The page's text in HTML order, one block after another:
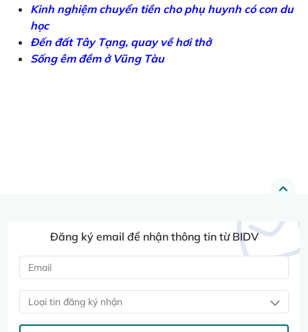
Kinh nghiệm chuyển tiền cho phụ huynh có con du
học
Đến đất Tây Tạng, quay về hơi thở
Sống êm đềm ở Vũng Tàu
Đăng ký email để nhận thông tin từ BIDV
Loại tin đăng ký nhận